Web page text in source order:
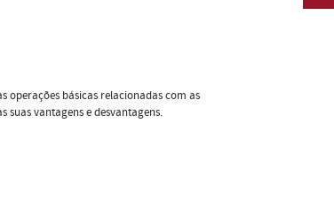
operações básicas relacionadas com as
suas vantagens e desvantagens.